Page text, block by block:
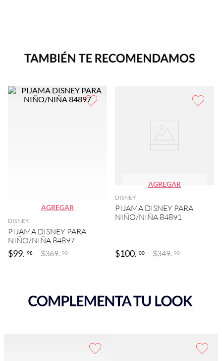
AGREGAR
DISNEY
PIJAMA DISNEY PARA
NIÑO/NIÑA 84897
$99. 98 $369. 90
AGREGAR
DISNEY
PIJAMA DISNEY PARA
NIÑO/NIÑA 84891
$100. 00 $349. 90